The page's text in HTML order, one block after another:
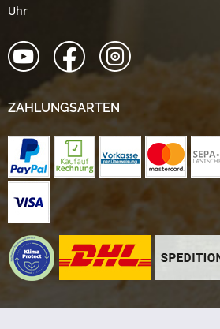
Uhr
ZAHLUNGSARTEN